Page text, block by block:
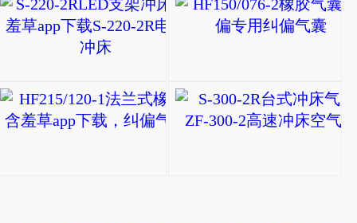
S-220-2RLED支架冲
ZF
封
HF215/120-1法兰式橡
HF215/120-